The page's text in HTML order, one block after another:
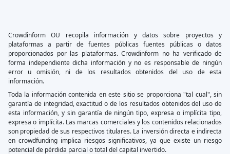
Crowdinform OU recopila información y datos sobre proyectos y
plataformas a partir de fuentes públicas fuentes públicas o datos
proporcionados por las plataformas. Crowdinform no ha verificado de
forma independiente dicha información y no es responsable de ningún
error u omisión, ni de los resultados obtenidos del uso de esta
información.
Toda la información contenida en este sitio se proporciona "tal cual", sin
garantía de integridad, exactitud o de los resultados obtenidos del uso de
esta información, y sin garantía de ningún tipo, expresa o implícita tipo,
expresa o implícita. Las marcas comerciales y los contenidos relacionados
son propiedad de sus respectivos titulares. La inversión directa e indirecta
en crowdfunding implica riesgos significativos, ya que existe un riesgo
potencial de pérdida parcial o total del capital invertido.